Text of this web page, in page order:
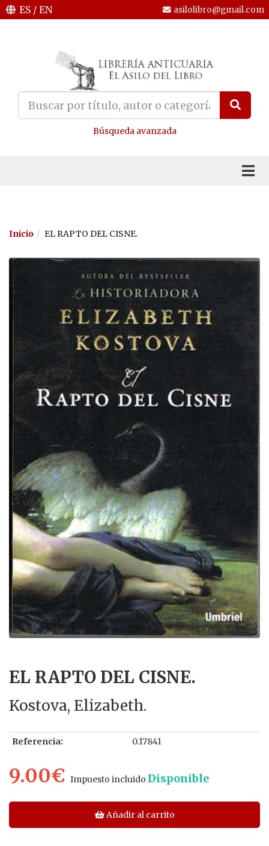
ES / EN asilolibro@gmail.com
Búsqueda avanzada
Inicio EL RAPTO DEL CISNE.
EL RAPTO DEL CISNE.
Kostova, Elizabeth.
Referencia: 0.17841
9.00€ Impuesto incluido Disponible
Añadir al carrito